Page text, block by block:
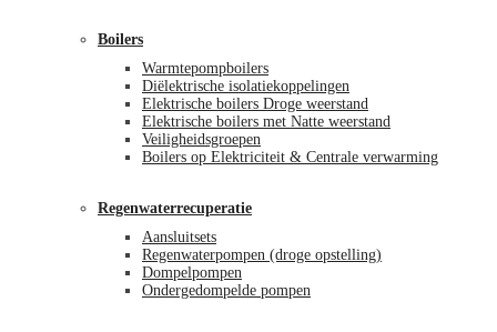
Boilers
Warmtepompboilers
Diëlektrische isolatiekoppelingen
Elektrische boilers Droge weerstand
Elektrische boilers met Natte weerstand
Veiligheidsgroepen
Boilers op Elektriciteit & Centrale verwarming
Regenwaterrecuperatie
Aansluitsets
Regenwaterpompen (droge opstelling)
Dompelpompen
Ondergedompelde pompen